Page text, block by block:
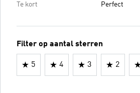
Te kort Perfect
Filter op aantal sterren
5 4 3 2